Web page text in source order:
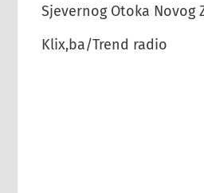
Sjevernog Otoka Novog
Klix,ba/Trend radio